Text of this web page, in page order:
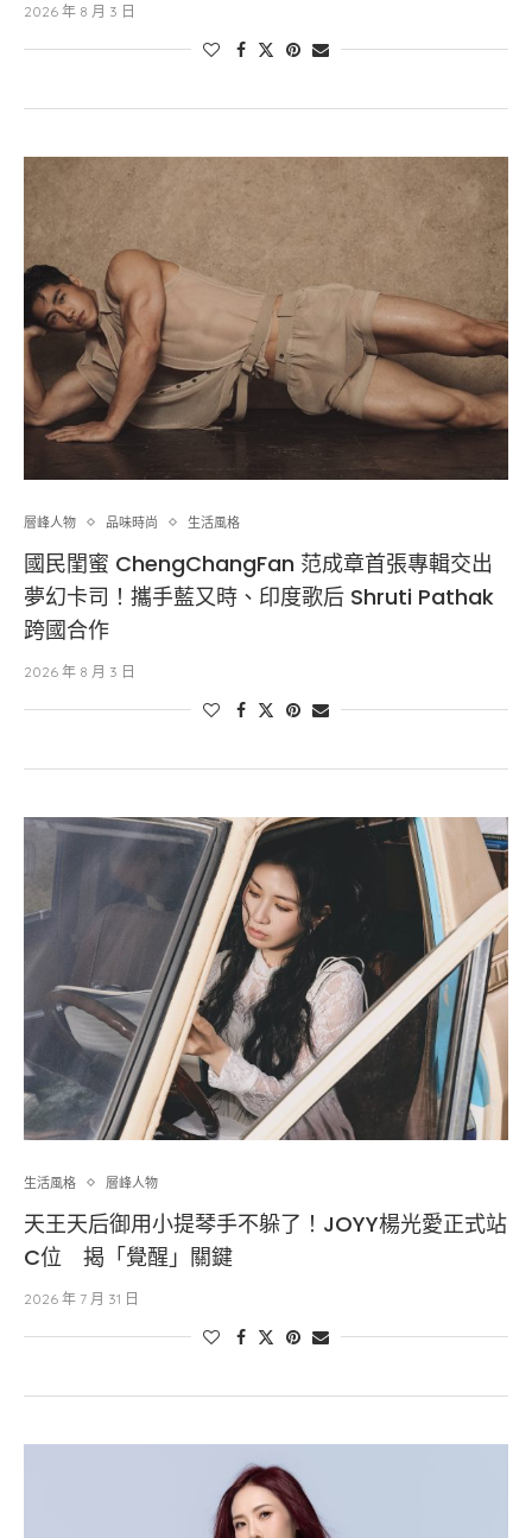
2026 年 8 月 3 日
層峰⼈物 品味時尚 生活風格
國民閨蜜 ChengChangFan 范成章首張專輯交出
夢幻卡司！攜手藍又時、印度歌后 Shruti Pathak
跨國合作
2026 年 8 月 3 日
生活風格 層峰⼈物
天王天后御用小提琴手不躲了！JOYY楊光愛正式站
C位 揭「覺醒」關鍵
2026 年 7 月 31 日